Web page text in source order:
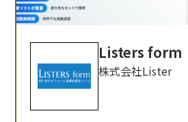
Listers
株式会社Lister